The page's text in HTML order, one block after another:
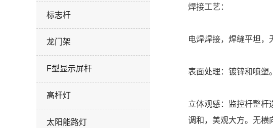
标志杆
龙门架
F型显示屏杆
高杆灯
太阳能路灯
焊接工艺：
电焊焊接，焊缝平坦，
表面处理：镀锌和喷塑
立体观感：监控杆整杆
调和，美观大方。无横